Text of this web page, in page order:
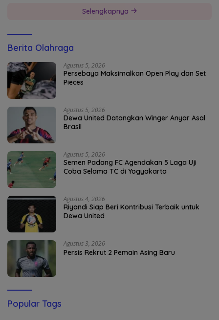
Selengkapnya
Berita Olahraga
Agustus 5, 2026
Persebaya Maksimalkan Open Play dan Set
Pieces
Agustus 5, 2026
Dewa United Datangkan Winger Anyar Asal
Brasil
Agustus 5, 2026
Semen Padang FC Agendakan 5 Laga Uji
Coba Selama TC di Yogyakarta
Agustus 4, 2026
Riyandi Siap Beri Kontribusi Terbaik untuk
Dewa United
Agustus 3, 2026
Persis Rekrut 2 Pemain Asing Baru
Popular Tags